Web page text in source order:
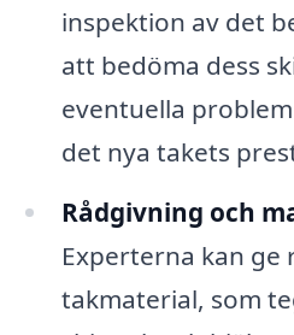
inspektion av det
att bedöma dess
eventuella
det nya takets
Rådgivning och
Experterna kan ge
takmaterial, som